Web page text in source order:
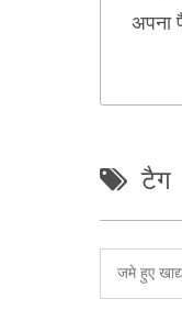
काम करें। मशीन
अपना
टैग
जमे हुए